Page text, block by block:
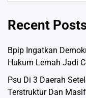
Recent
Bpip Ingatkan
Hukum Lemah Jadi
Psu Di 3 Daerah
Terstruktur Dan